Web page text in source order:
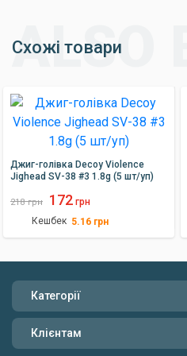
Схожі товари
Джиг-голівка Decoy Violence
Jighead SV-38 #3 1.8g (5 шт/уп)
218 грн 172 грн
Кешбек 5.16 грн
Категорії
Клієнтам